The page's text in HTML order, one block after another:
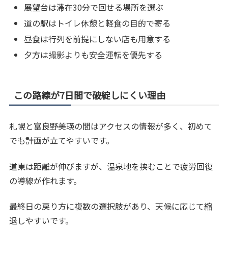
展望台は滞在30分で回せる場所を選ぶ
道の駅はトイレ休憩と軽食の目的で寄る
昼食は行列を前提にしない店も用意する
夕方は撮影よりも安全運転を優先する
この路線が7日間で破綻しにくい理由
札幌と富良野美瑛の間はアクセスの情報が多く、初めて
でも計画が立てやすいです。
道東は距離が伸びますが、温泉地を挟むことで疲労回復
の導線が作れます。
最終日の戻り方に複数の選択肢があり、天候に応じて縮
退しやすいです。